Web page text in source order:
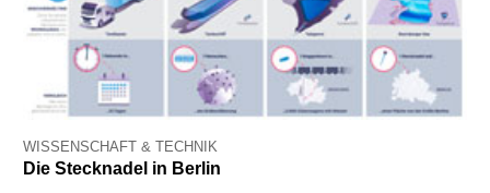
WISSENSCHAFT & TECHNIK
Die Stecknadel in Berlin